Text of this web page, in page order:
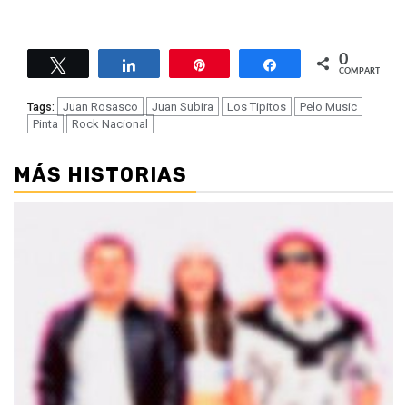
Compartir Compartir
0
COMPARTIR
Tags: Juan Rosasco Juan Subira Los Tipitos
Pelo Music
Pinta
Rock Nacional
MÁS HISTORIAS